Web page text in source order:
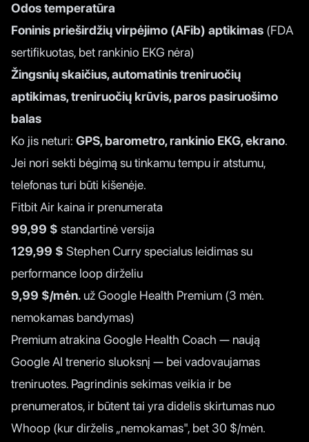
Odos temperatūra
Foninis prieširdžių virpėjimo (AFib) aptikimas (FDA
sertifikuotas, bet rankinio EKG nėra)
Žingsnių skaičius, automatinis treniruočių
aptikimas, treniruočių krūvis, paros pasiruošimo
balas
Ko jis neturi: GPS, barometro, rankinio EKG, ekrano.
Jei nori sekti bėgimą su tinkamu tempu ir atstumu,
telefonas turi būti kišenėje.
Fitbit Air kaina ir prenumerata
99,99 $ standartinė versija
129,99 $ Stephen Curry specialus leidimas su
performance loop dirželiu
9,99 $/mėn. už Google Health Premium (3 mėn.
nemokamas bandymas)
Premium atrakina Google Health Coach — naują
Google AI trenerio sluoksnį — bei vadovaujamas
treniruotes. Pagrindinis sekimas veikia ir be
prenumeratos, ir būtent tai yra didelis skirtumas nuo
Whoop (kur dirželis „nemokamas", bet 30 $/mėn.